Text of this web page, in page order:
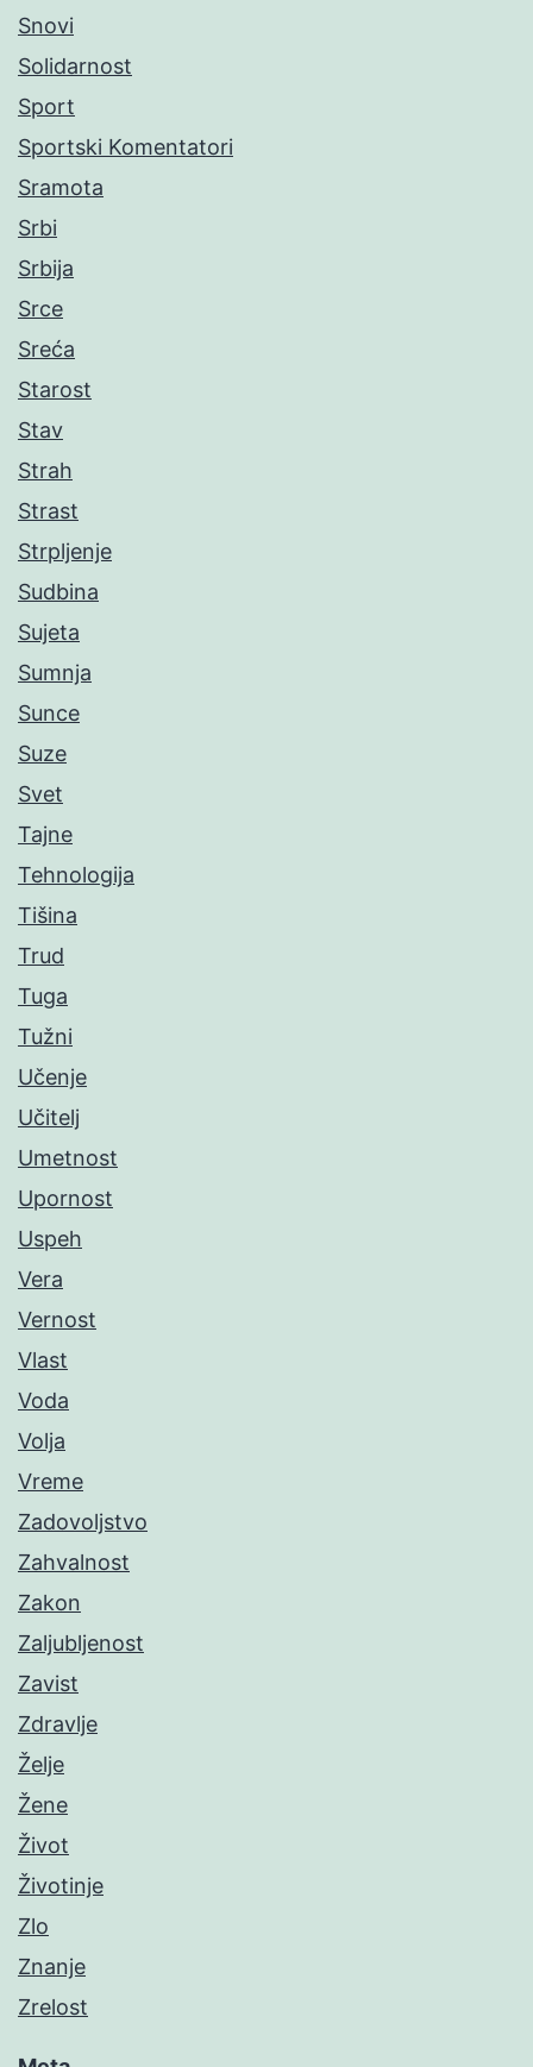
Snovi
Solidarnost
Sport
Sportski Komentatori
Sramota
Srbi
Srbija
Srce
Sreća
Starost
Stav
Strah
Strast
Strpljenje
Sudbina
Sujeta
Sumnja
Sunce
Suze
Svet
Tajne
Tehnologija
Tišina
Trud
Tuga
Tužni
Učenje
Učitelj
Umetnost
Upornost
Uspeh
Vera
Vernost
Vlast
Voda
Volja
Vreme
Zadovoljstvo
Zahvalnost
Zakon
Zaljubljenost
Zavist
Zdravlje
Želje
Žene
Život
Životinje
Zlo
Znanje
Zrelost